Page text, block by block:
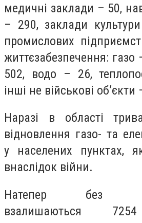
медичні заклади – 50,
– 290, заклади
промислових
життєзабезпечення: газо
502, водо – 26,
інші не військові об’єкти
Наразі в області
відновлення газо- та
у населених пунктах,
внаслідок війни.
Натепер без
взалишаються